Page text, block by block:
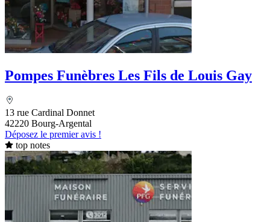
Pompes Funèbres Les Fils de Louis Gay
13 rue Cardinal Donnet
42220 Bourg-Argental
Déposez le premier avis !
top notes